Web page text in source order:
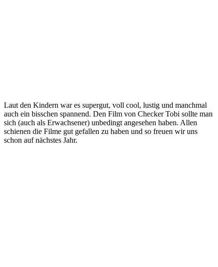
Laut den Kindern war es supergut, voll cool, lustig und manchmal
auch ein bisschen spannend. Den Film von Checker Tobi sollte man
sich (auch als Erwachsener) unbedingt angesehen haben. Allen
schienen die Filme gut gefallen zu haben und so freuen wir uns
schon auf nächstes Jahr.